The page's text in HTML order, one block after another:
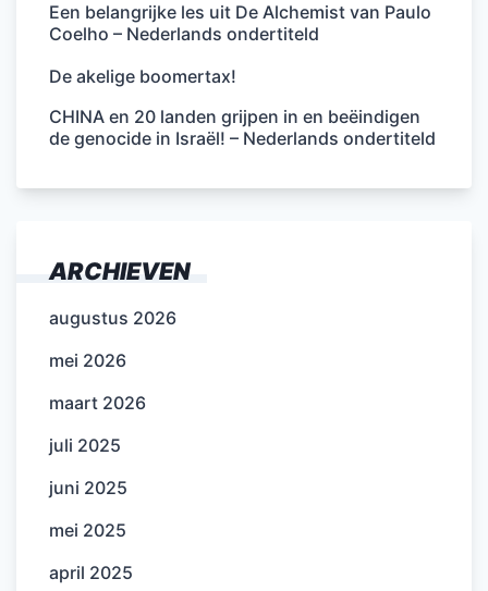
Een belangrijke les uit De Alchemist van Paulo
Coelho – Nederlands ondertiteld
De akelige boomertax!
CHINA en 20 landen grijpen in en beëindigen
de genocide in Israël! – Nederlands ondertiteld
ARCHIEVEN
augustus 2026
mei 2026
maart 2026
juli 2025
juni 2025
mei 2025
april 2025